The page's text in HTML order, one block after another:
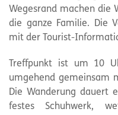
Wegesrand machen die
die ganze Familie. Die
mit der Tourist-
Treffpunkt ist um 10
umgehend gemeinsam
Die Wanderung dauert
festes Schuhwerk,